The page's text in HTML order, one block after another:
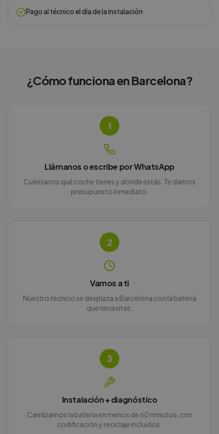
Pago al técnico el día de la instalación
¿Cómo funciona enBarcelona?
1
Llámanos o escribe por WhatsApp
Cuéntanos qué coche tienes y dónde estás. Te damos
presupuesto inmediato.
2
Vamos a ti
Nuestro técnico se desplaza a Barcelona con la batería
que necesitas.
3
Instalación + diagnóstico
Cambiamos la batería en menos de 60 minutos, con
codificación y reciclaje incluidos.